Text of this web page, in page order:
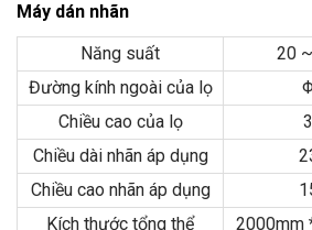
Máy dán nhãn
Năng suất
20
Đường kính ngoài của lọ
Chiều cao của lọ
Chiều dài nhãn áp dụng
Chiều cao nhãn áp dụng
Kích thước tổng thể
2000mm